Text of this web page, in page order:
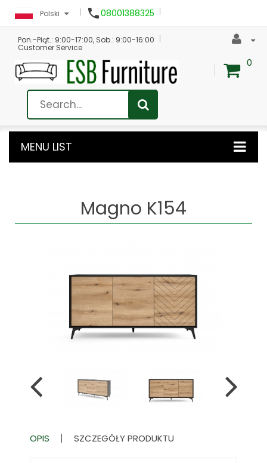
Polski 08001388325
Pon.-Piąt.: 9:00-17:00, Sob.: 9:00-16:00
Customer Service
0
MENU LIST
Magno K154
OPIS SZCZEGÓŁY PRODUKTU